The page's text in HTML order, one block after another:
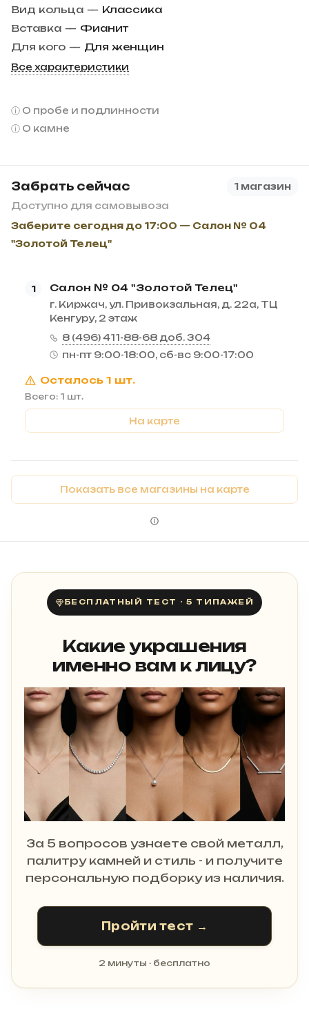
Вид кольца — Классика
Вставка — Фианит
Для кого — Для женщин
Все характеристики
О пробе и подлинности
О камне
Забрать сейчас
1 магазин
Доступно для самовывоза
Заберите сегодня до 17:00 — Салон № 04
"Золотой Телец"
1 Салон № 04 "Золотой Телец"
г. Киржач, ул. Привокзальная, д. 22а, ТЦ
Кенгуру, 2 этаж
8 (496) 411-88-68 доб. 304
пн-пт 9:00-18:00, сб-вс 9:00-17:00
Осталось 1 шт.
Всего: 1 шт.
На карте
Показать все магазины на карте
БЕСПЛАТНЫЙ ТЕСТ · 5 ТИПАЖЕЙ
Какие украшения
именно вам к лицу?
За 5 вопросов узнаете свой металл,
палитру камней и стиль - и получите
персональную подборку из наличия.
Пройти тест →
2 минуты · бесплатно